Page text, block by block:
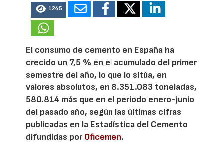
1245
El consumo de cemento en España ha
crecido un 7,5 % en el acumulado del primer
semestre del año, lo que lo sitúa, en
valores absolutos, en 8.351.083 toneladas,
580.814 más que en el periodo enero-junio
del pasado año, según las últimas cifras
publicadas en la Estadística del Cemento
difundidas porOficemen.